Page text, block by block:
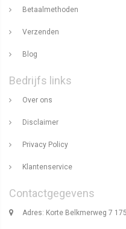
Betaalmethoden
Verzenden
Blog
Bedrijfs links
Over ons
Disclaimer
Privacy Policy
Klantenservice
Contactgegevens
Adres: Korte Belkmerweg 7